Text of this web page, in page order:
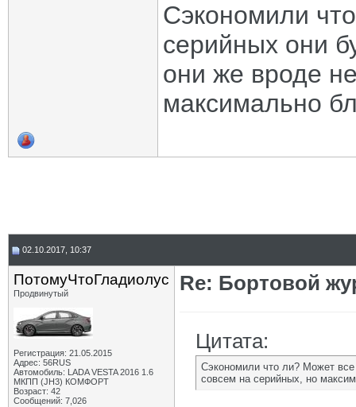
Сэкономили
серийных они
они же вроде
максимально
02.10.2017, 10:37
ПотомуЧтоГладиолус
Продвинутый
Регистрация: 21.05.2015
Адрес: 56RUS
Автомобиль: LADA VESTA 2016 1.6
МКПП (JH3) КОМФОРТ
Возраст: 42
Сообщений: 7,026
Re: Бортовой
Цитата:
Сэкономили что ли? Может
совсем на серийных, но